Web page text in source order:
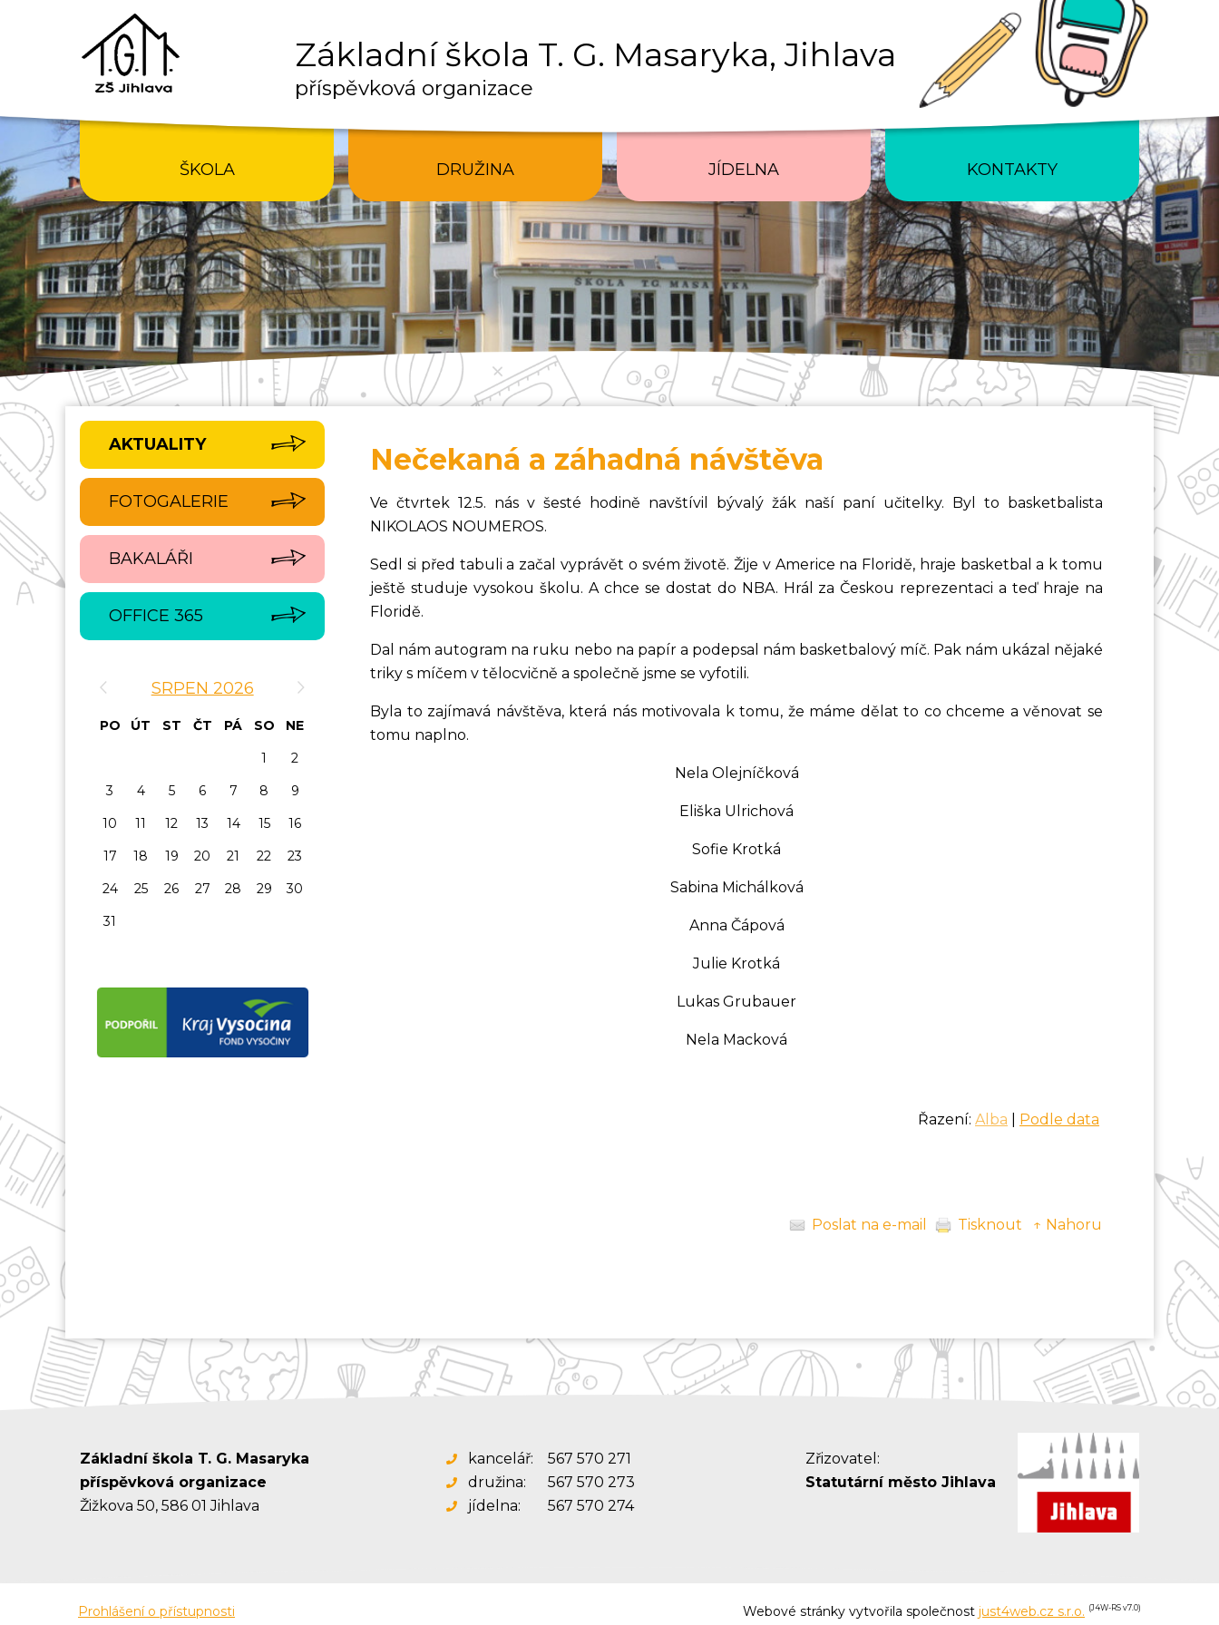
Základní škola T. G. Masaryka, Jihlava
příspěvková organizace
ŠKOLA DRUŽINA JÍDELNA KONTAKTY
Nečekaná a záhadná návštěva
Ve čtvrtek 12.5. nás v šesté hodině navštívil bývalý žák naší paní učitelky. Byl to basketbalista
NIKOLAOS NOUMEROS.
Sedl si před tabuli a začal vyprávět o svém životě. Žije v Americe na Floridě, hraje basketbal a k tomu
ještě studuje vysokou školu. A chce se dostat do NBA. Hrál za Českou reprezentaci a teď hraje na
Floridě.
Dal nám autogram na ruku nebo na papír a podepsal nám basketbalový míč. Pak nám ukázal nějaké
triky s míčem v tělocvičně a společně jsme se vyfotili.
Byla to zajímavá návštěva, která nás motivovala k tomu, že máme dělat to co chceme a věnovat se
tomu naplno.
Nela Olejníčková
Eliška Ulrichová
Sofie Krotká
Sabina Michálková
Anna Čápová
Julie Krotká
Lukas Grubauer
Nela Macková
Řazení: Alba Podle data
Poslat na e-mail Tisknout ↑ Nahoru
AKTUALITY
FOTOGALERIE
BAKALÁŘI
OFFICE 365
SRPEN 2026
PO ÚT ST ČT PÁ SO
NE
1
2
3
4 5 6 7 8
9
10
11 12 13 14 15
16
17
18 19 20 21 22
23
24
25 26 27 28 29
30
31
Základní škola T. G. Masaryka
příspěvková organizace
Žižkova 50, 586 01 Jihlava
kancelář:
567 570 271
družina:
567 570 273
jídelna:
567 570 274
Zřizovatel:
Statutární město Jihlava
Prohlášení o přístupnosti Webové stránky vytvořila společnost just4web.cz s.r.o. (J4W-RS v7.0)